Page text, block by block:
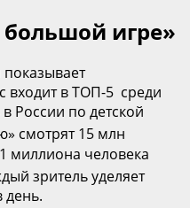
игре»
входит в ТОП-5 среди
России по детской
смотрят 15 млн
миллиона человека
зритель уделяет
день.